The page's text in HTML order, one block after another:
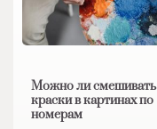
Можно ли смешивать
краски в картинах по
номерам